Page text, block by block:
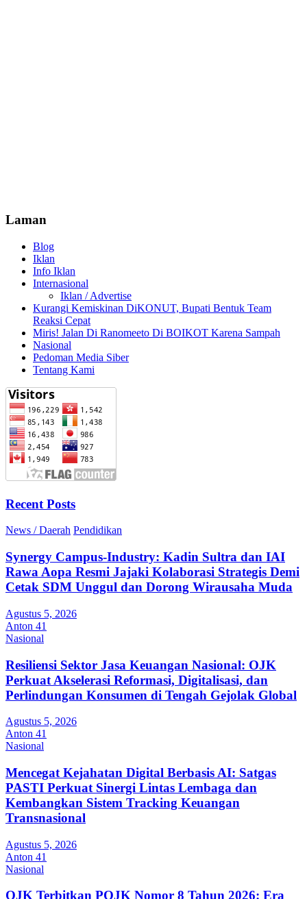
Laman
Blog
Iklan
Info Iklan
Internasional
Iklan / Advertise
Kurangi Kemiskinan DiKONUT, Bupati Bentuk Team
Reaksi Cepat
Miris! Jalan Di Ranomeeto Di BOIKOT Karena Sampah
Nasional
Pedoman Media Siber
Tentang Kami
Recent Posts
News / Daerah Pendidikan
Synergy Campus-Industry: Kadin Sultra dan IAI
Rawa Aopa Resmi Jajaki Kolaborasi Strategis Demi
Cetak SDM Unggul dan Dorong Wirausaha Muda
Agustus 5, 2026
Anton 41
Nasional
Resiliensi Sektor Jasa Keuangan Nasional: OJK
Perkuat Akselerasi Reformasi, Digitalisasi, dan
Perlindungan Konsumen di Tengah Gejolak Global
Agustus 5, 2026
Anton 41
Nasional
Mencegat Kejahatan Digital Berbasis AI: Satgas
PASTI Perkuat Sinergi Lintas Lembaga dan
Kembangkan Sistem Tracking Keuangan
Transnasional
Agustus 5, 2026
Anton 41
Nasional
OJK Terbitkan POJK Nomor 8 Tahun 2026: Era